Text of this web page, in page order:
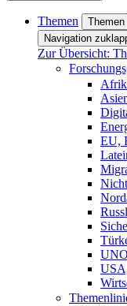
Themen
Themen
Navigation
Zur Übersicht:
EU,